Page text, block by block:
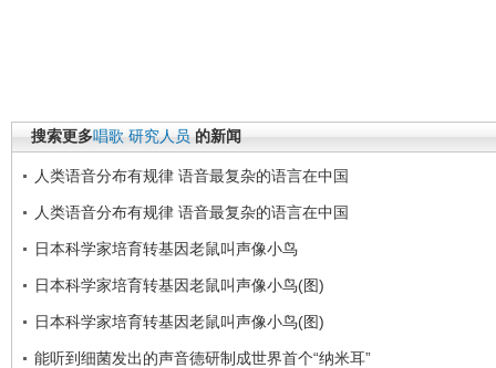
搜索更多唱歌 研究人员 的新闻
人类语音分布有规律 语音最复杂的语言在中国
人类语音分布有规律 语音最复杂的语言在中国
日本科学家培育转基因老鼠叫声像小鸟
日本科学家培育转基因老鼠叫声像小鸟(图)
日本科学家培育转基因老鼠叫声像小鸟(图)
能听到细菌发出的声音德研制成世界首个“纳米耳”